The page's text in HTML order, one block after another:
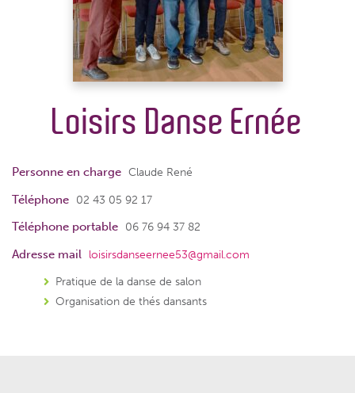
Loisirs Danse Ernée
Personne en charge Claude René
Téléphone 02 43 05 92 17
Téléphone portable 06 76 94 37 82
Adresse mail
loisirsdanseernee53@gmail.com
Pratique de la danse de salon
Organisation de thés dansants